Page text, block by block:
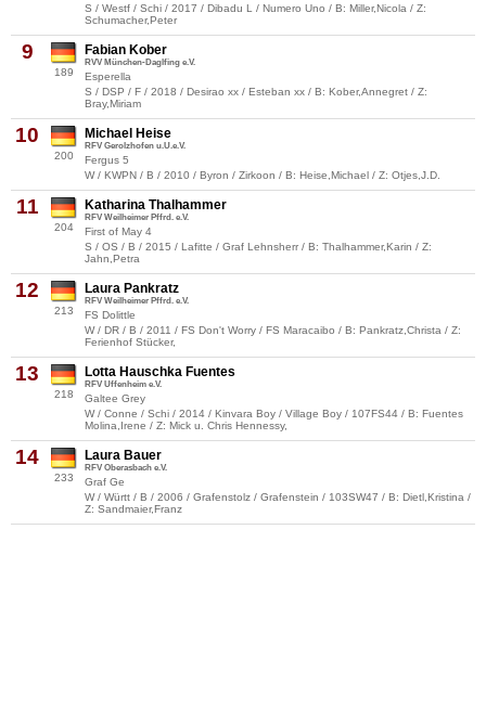
S / Westf / Schi / 2017 / Dibadu L / Numero Uno / B: Miller,Nicola / Z:
Schumacher,Peter
9
189
Fabian Kober
RVV München-Daglfing e.V.
Esperella
S / DSP / F / 2018 / Desirao xx / Esteban xx / B: Kober,Annegret / Z:
Bray,Miriam
10
200
Michael Heise
RFV Gerolzhofen u.U.e.V.
Fergus 5
W / KWPN / B / 2010 / Byron / Zirkoon / B: Heise,Michael / Z: Otjes,J.D.
11
204
Katharina Thalhammer
RFV Weilheimer Pffrd. e.V.
First of May 4
S / OS / B / 2015 / Lafitte / Graf Lehnsherr / B: Thalhammer,Karin / Z:
Jahn,Petra
12
213
Laura Pankratz
RFV Weilheimer Pffrd. e.V.
FS Dolittle
W / DR / B / 2011 / FS Don't Worry / FS Maracaibo / B: Pankratz,Christa / Z:
Ferienhof Stücker,
13
218
Lotta Hauschka Fuentes
RFV Uffenheim e.V.
Galtee Grey
W / Conne / Schi / 2014 / Kinvara Boy / Village Boy / 107FS44 / B: Fuentes
Molina,Irene / Z: Mick u. Chris Hennessy,
14
233
Laura Bauer
RFV Oberasbach e.V.
Graf Ge
W / Württ / B / 2006 / Grafenstolz / Grafenstein / 103SW47 / B: Dietl,Kristina /
Z: Sandmaier,Franz